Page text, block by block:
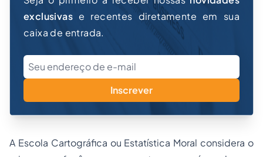
exclusivas e recentes diretamente em sua
caixa de entrada.
Inscrever
A Escola Cartográfica ou Estatística Moral considera o